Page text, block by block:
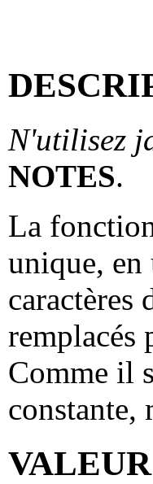
N'utilisez
NOTES.
La
unique,
caractères
remplacés
Comme il
constante,